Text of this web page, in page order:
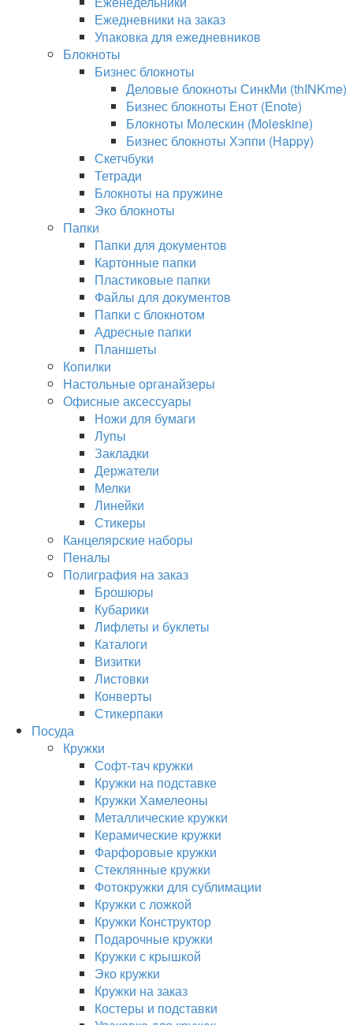
Ежедневники на заказ
Упаковка для ежедневников
Блокноты
Бизнес блокноты
Деловые блокноты СинкМи (thINKme)
Бизнес блокноты Енот (Enote)
Блокноты Молескин (Moleskine)
Бизнес блокноты Хэппи (Happy)
Скетчбуки
Тетради
Блокноты на пружине
Эко блокноты
Папки
Папки для документов
Картонные папки
Пластиковые папки
Файлы для документов
Папки с блокнотом
Адресные папки
Планшеты
Копилки
Настольные органайзеры
Офисные аксессуары
Ножи для бумаги
Лупы
Закладки
Держатели
Мелки
Линейки
Стикеры
Канцелярские наборы
Пеналы
Полиграфия на заказ
Брошюры
Кубарики
Лифлеты и буклеты
Каталоги
Визитки
Листовки
Конверты
Стикерпаки
Посуда
Кружки
Софт-тач кружки
Кружки на подставке
Кружки Хамелеоны
Металлические кружки
Керамические кружки
Фарфоровые кружки
Стеклянные кружки
Фотокружки для сублимации
Кружки с ложкой
Кружки Конструктор
Подарочные кружки
Кружки с крышкой
Эко кружки
Кружки на заказ
Костеры и подставки